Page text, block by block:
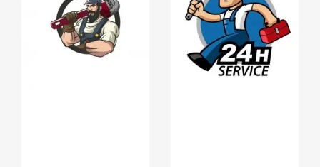
favorite_border favorite_border